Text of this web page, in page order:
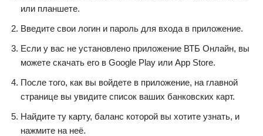
или планшете.
Введите свои логин и пароль для входа в приложение.
Если у вас не установлено приложение ВТБ Онлайн, вы
можете скачать его в Google Play или App Store.
После того, как вы войдете в приложение, на главной
странице вы увидите список ваших банковских карт.
Найдите ту карту, баланс которой вы хотите узнать, и
нажмите на неё.